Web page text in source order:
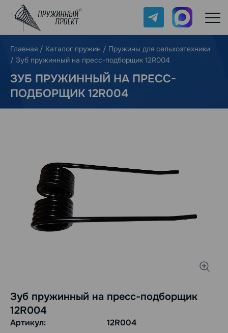
Telegram Max
Главная / Каталог пружин / Пружины для сельхозтехники
/ Зуб пружинный на пресс-подборщик 12R004
ЗУБ ПРУЖИННЫЙ НА ПРЕСС-
ПОДБОРЩИК 12R004
Зуб пружинный на пресс-подборщик
12R004
Артикул: 12R004